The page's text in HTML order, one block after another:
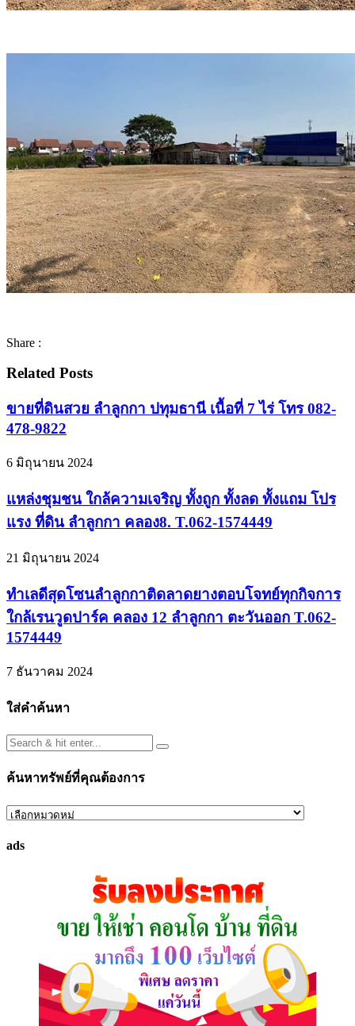
Share :
Related Posts
ขายที่ดินสวย ลำลูกกา ปทุมธานี เนื้อที่ 7 ไร่ โทร 082-
478-9822
6 มิถุนายน 2024
แหล่งชุมชน ใกล้ความเจริญ ทั้งถูก ทั้งลด ทั้งแถม โปร
แรง ที่ดิน ลำลูกกา คลอง8. T.062-1574449
21 มิถุนายน 2024
ทำเลดีสุดโซนลำลูกกาติดลาดยางตอบโจทย์ทุกกิจการ
ใกล้เรนวูดปาร์ค คลอง 12 ลำลูกกา ตะวันออก T.062-
1574449
7 ธันวาคม 2024
ใส่คำค้นหา
ค้นหาทรัพย์ที่คุณต้องการ
ค้นหา
ที่
ads